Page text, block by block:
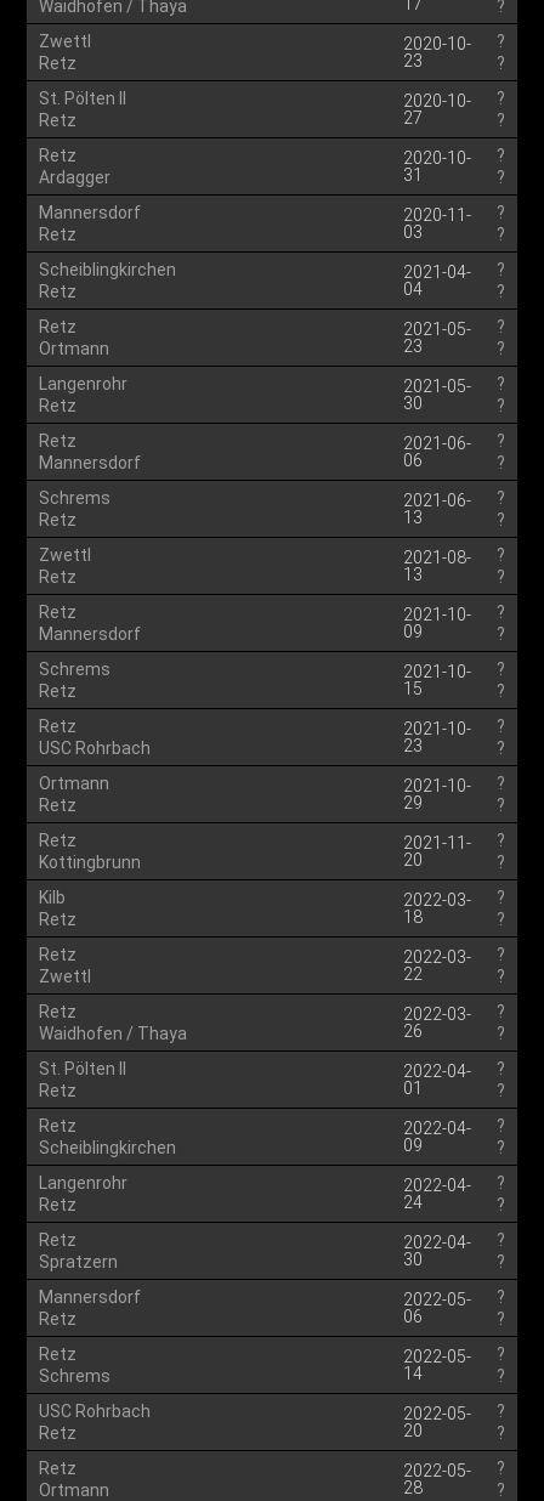
Waidhofen / Thaya
?
Zwettl
Retz
2020-10-
23
?
?
St. Pölten II
Retz
2020-10-
27
?
?
Retz
Ardagger
2020-10-
31
?
?
Mannersdorf
Retz
2020-11-
03
?
?
Scheiblingkirchen
Retz
2021-04-
04
?
?
Retz
Ortmann
2021-05-
23
?
?
Langenrohr
Retz
2021-05-
30
?
?
Retz
Mannersdorf
2021-06-
06
?
?
Schrems
Retz
2021-06-
13
?
?
Zwettl
Retz
2021-08-
13
?
?
Retz
Mannersdorf
2021-10-
09
?
?
Schrems
Retz
2021-10-
15
?
?
Retz
USC Rohrbach
2021-10-
23
?
?
Ortmann
Retz
2021-10-
29
?
?
Retz
Kottingbrunn
2021-11-
20
?
?
Kilb
Retz
2022-03-
18
?
?
Retz
Zwettl
2022-03-
22
?
?
Retz
Waidhofen / Thaya
2022-03-
26
?
?
St. Pölten II
Retz
2022-04-
01
?
?
Retz
Scheiblingkirchen
2022-04-
09
?
?
Langenrohr
Retz
2022-04-
24
?
?
Retz
Spratzern
2022-04-
30
?
?
Mannersdorf
Retz
2022-05-
06
?
?
Retz
Schrems
2022-05-
14
?
?
USC Rohrbach
Retz
2022-05-
20
?
?
Retz
Ortmann
2022-05-
28
?
?